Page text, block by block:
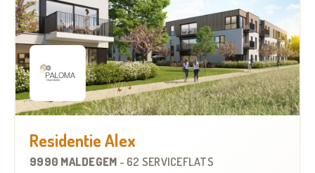
Residentie Alex
9990 MALDEGEM - 62 SERVICEFLATS